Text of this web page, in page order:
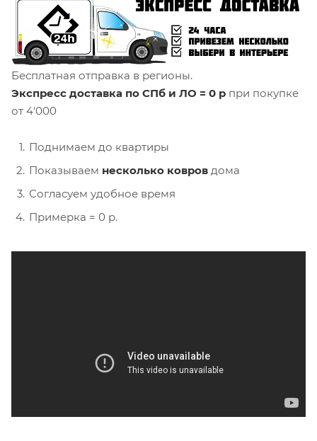
Бесплатная отправка в регионы.
Экспресс доставка по СПб и ЛО = 0 р при покупке
от 4'000
Поднимаем до квартиры
Показываем несколько ковров дома
Согласуем удобное время
Примерка = 0 р.